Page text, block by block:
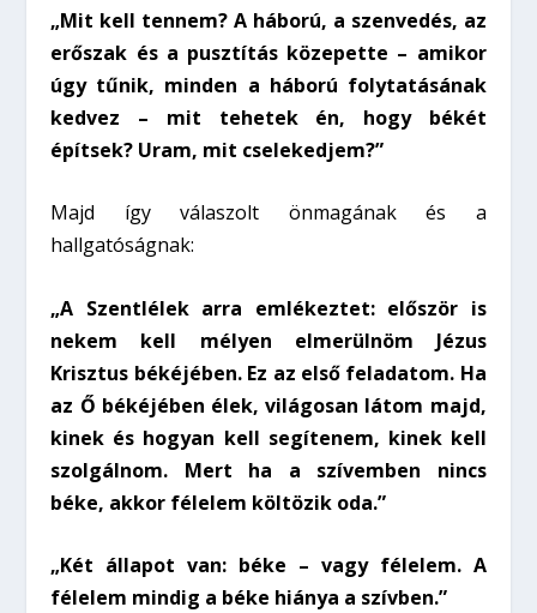
„Mit kell tennem? A háború, a szenvedés, az
erőszak és a pusztítás közepette – amikor
úgy tűnik, minden a háború folytatásának
kedvez – mit tehetek én, hogy békét
építsek? Uram, mit cselekedjem?”
Majd így válaszolt önmagának és a
hallgatóságnak:
„A Szentlélek arra emlékeztet: először is
nekem kell mélyen elmerülnöm Jézus
Krisztus békéjében. Ez az első feladatom. Ha
az Ő békéjében élek, világosan látom majd,
kinek és hogyan kell segítenem, kinek kell
szolgálnom. Mert ha a szívemben nincs
béke, akkor félelem költözik oda.”
„Két állapot van: béke – vagy félelem. A
félelem mindig a béke hiánya a szívben.”